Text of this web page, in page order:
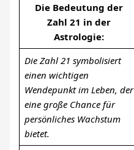
Die Bedeutung der
Zahl 21 in der
Astrologie:
Die Zahl 21 symbolisiert
einen wichtigen
Wendepunkt im Leben, der
eine große Chance für
persönliches Wachstum
bietet.